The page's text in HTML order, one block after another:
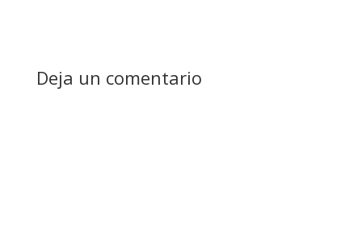
Deja un comentario